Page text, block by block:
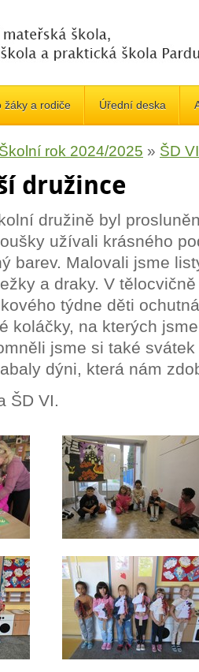
žáky a rodiče Úřední deska
Školní rok 2024/2025 » ŠD
družince
družině byl
užívali krásného
barev. Malovali jsme
a draky. V
týdne děti
koláčky, na kterých
jsme si také
dýni, která nám
ŠD VI.